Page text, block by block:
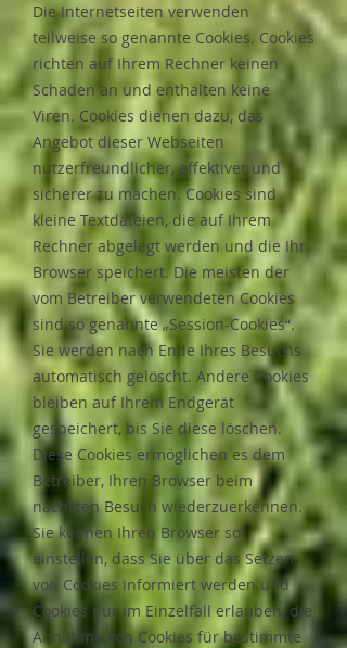
​Die Internetseiten verwenden
teilweise so genannte Cookies. Cookies
richten auf Ihrem Rechner keinen
Schaden an und enthalten keine
Viren. Cookies dienen dazu, das
Angebot dieser Webseiten
nutzerfreundlicher, effektiver und
sicherer zu machen. Cookies sind
kleine Textdateien, die auf Ihrem
Rechner abgelegt werden und die Ihr
Browser speichert. Die meisten der
vom Betreiber verwendeten Cookies
sind so genannte „Session-Cookies“.
Sie werden nach Ende Ihres Besuchs
automatisch gelöscht. Andere Cookies
bleiben auf Ihrem Endgerät
gespeichert, bis Sie diese löschen.
Diese Cookies ermöglichen es dem
Betreiber, Ihren Browser beim
nächsten Besuch wiederzuerkennen.
Sie können Ihren Browser so
einstellen, dass Sie über das Setzen
von Cookies informiert werden und
Cookies nur im Einzelfall erlauben, die
Annahme von Cookies für bestimmte